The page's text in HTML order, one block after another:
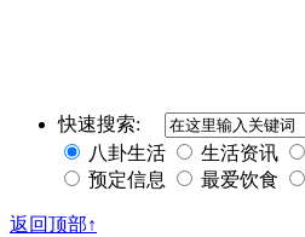
快速搜索:
八卦生活
生活资讯
预定信息
最爱饮食
返回顶部↑